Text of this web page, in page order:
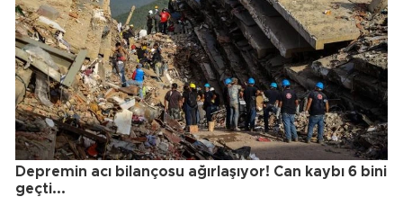
Depremin acı bilançosu ağırlaşıyor! Can kaybı 6 bini
geçti...